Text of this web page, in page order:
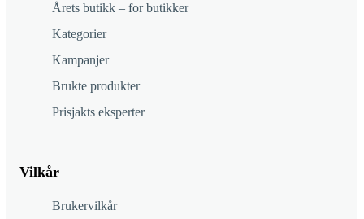
Årets butikk – for butikker
Kategorier
Kampanjer
Brukte produkter
Prisjakts eksperter
Vilkår
Brukervilkår